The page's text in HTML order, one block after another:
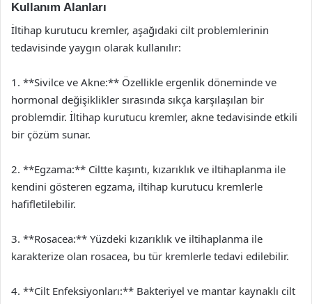
Kullanım Alanları
İltihap kurutucu kremler, aşağıdaki cilt problemlerinin
tedavisinde yaygın olarak kullanılır:
1. **Sivilce ve Akne:** Özellikle ergenlik döneminde ve
hormonal değişiklikler sırasında sıkça karşılaşılan bir
problemdir. İltihap kurutucu kremler, akne tedavisinde etkili
bir çözüm sunar.
2. **Egzama:** Ciltte kaşıntı, kızarıklık ve iltihaplanma ile
kendini gösteren egzama, iltihap kurutucu kremlerle
hafifletilebilir.
3. **Rosacea:** Yüzdeki kızarıklık ve iltihaplanma ile
karakterize olan rosacea, bu tür kremlerle tedavi edilebilir.
4. **Cilt Enfeksiyonları:** Bakteriyel ve mantar kaynaklı cilt